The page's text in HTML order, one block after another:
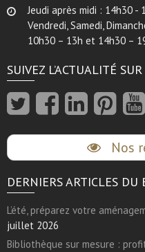
Jeudi après midi : 14h30 -
Vendredi, Samedi,
10h30 – 13h et 14h30 –
SUIVEZ L’ACTUALITÉ SUR
Nos
DERNIERS ARTICLES DU
L’été, préparez votre
juillet 2026
Bibliothèque sur mesure :